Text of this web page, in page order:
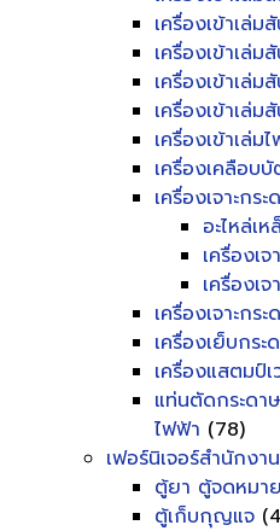
เครื่องเข้าเล่
เครื่องเข้าเล่ม
เครื่องเข้าเล่
เครื่องเข้าเล่ม
เครื่องเข้าเล่ม
เครื่องเคลือบ
เครื่องเจาะกร
อะไหล่เห
เครื่องเ
เครื่องเ
เครื่องเจาะกร
เครื่องเย็บกระ
เครื่องแสตมป์
แท่นตัดกระด
ไฟฟ้า (78)
เฟอร์นิเจอร์สำนักงาน
ตู้ยา ตู้จดหมาย
ตู้เก็บกุญแจ